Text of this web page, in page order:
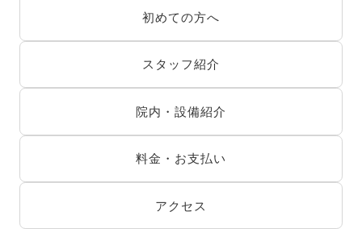
初めての方へ
スタッフ紹介
院内・設備紹介
料金・お支払い
アクセス